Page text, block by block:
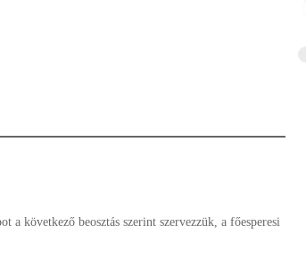
következő beosztás szerint szervezzük, a főesperesi